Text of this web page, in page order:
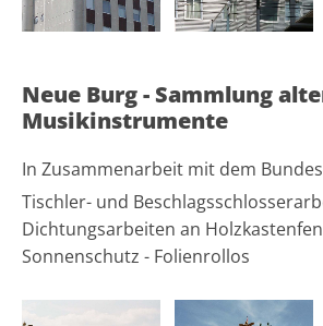
Neue Burg - Sammlung
Musikinstrumente
In Zusammenarbeit mit dem
Tischler- und
Dichtungsarbeiten an
Sonnenschutz - Folienrollos